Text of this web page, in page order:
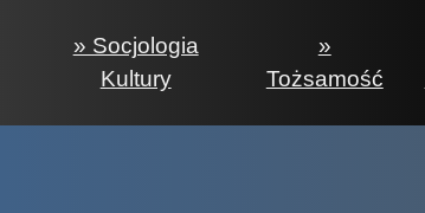
» Socjologia
Kultury
»
Tożsamość